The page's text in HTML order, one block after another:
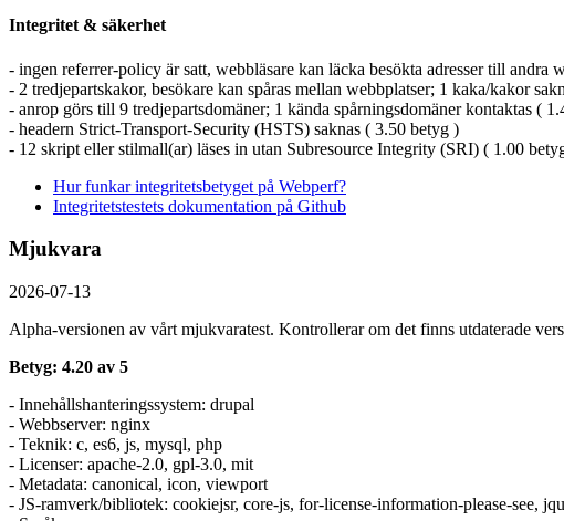
Integritet & säkerhet
- ingen referrer-policy är satt, webbläsare kan läcka besökta adresser till andra
- 2 tredjepartskakor, besökare kan spåras mellan webbplatser; 1 kaka/kakor
- anrop görs till 9 tredjepartsdomäner; 1 kända spårningsdomäner kontaktas (
- headern Strict-Transport-Security (HSTS) saknas ( 3.50 betyg )
- 12 skript eller stilmall(ar) läses in utan Subresource Integrity (SRI) ( 1.00
Hur funkar integritetsbetyget på Webperf?
Integritetstestets dokumentation på Github
Mjukvara
2026-07-13
Alpha-versionen av vårt mjukvaratest. Kontrollerar om det finns utdaterade
Betyg: 4.20 av 5
- Innehållshanteringssystem: drupal
- Webbserver: nginx
- Teknik: c, es6, js, mysql, php
- Licenser: apache-2.0, gpl-3.0, mit
- Metadata: canonical, icon, viewport
- JS-ramverk/bibliotek: cookiejsr, core-js, for-license-information-please-see,